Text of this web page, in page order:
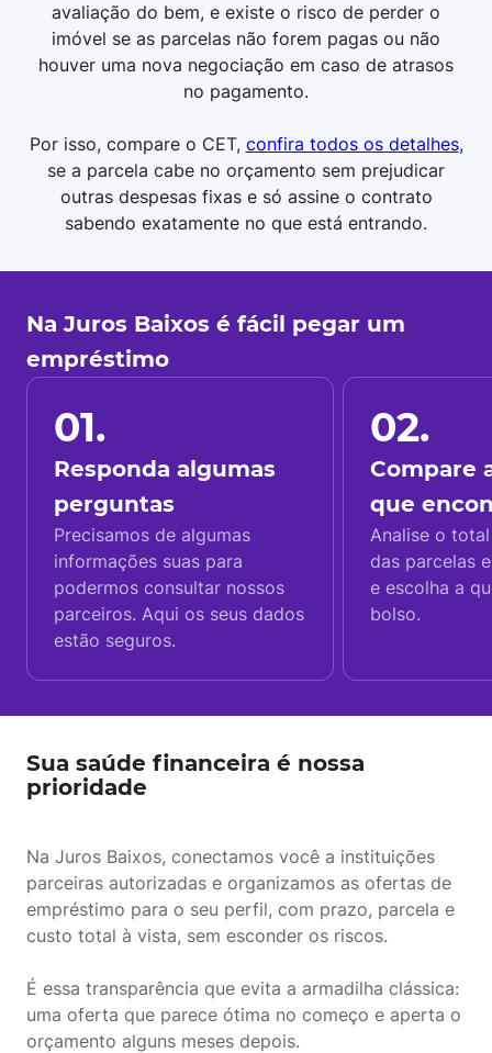
avaliação do bem, e existe o risco de perder o
imóvel se as parcelas não forem pagas ou não
houver uma nova negociação em caso de atrasos
no pagamento.
Por isso, compare o CET, confira todos os detalhes,
se a parcela cabe no orçamento sem prejudicar
outras despesas fixas e só assine o contrato
sabendo exatamente no que está entrando.
Na Juros Baixos é fácil pegar um
empréstimo
01.
Responda algumas
perguntas
Precisamos de algumas
informações suas para
podermos consultar nossos
parceiros. Aqui os seus dados
estão seguros.
02.
Compare
que
Analise o
das parcelas
e escolha a
bolso.
Sua saúde financeira é nossa
prioridade
Na Juros Baixos, conectamos você a instituições
parceiras autorizadas e organizamos as ofertas de
empréstimo para o seu perfil, com prazo, parcela e
custo total à vista, sem esconder os riscos.
É essa transparência que evita a armadilha clássica:
uma oferta que parece ótima no começo e aperta o
orçamento alguns meses depois.